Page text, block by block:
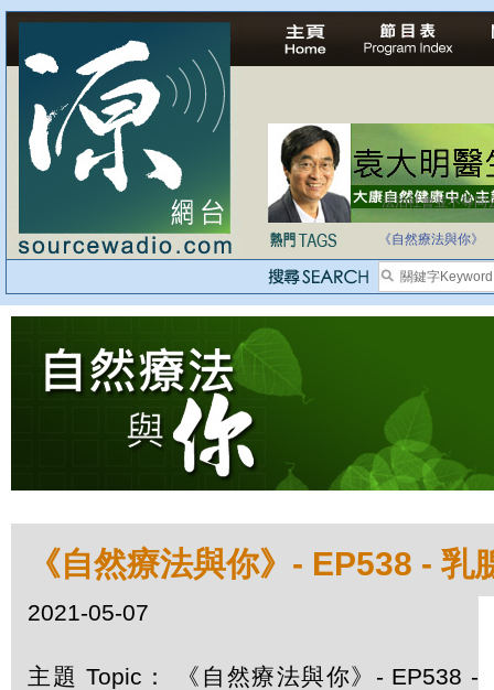
法治社會並不等同
《自然療法與你》
《自然療法與你》- EP538 - 乳
2021-05-07
主題 Topic： 《自然療法與你》- EP538 -